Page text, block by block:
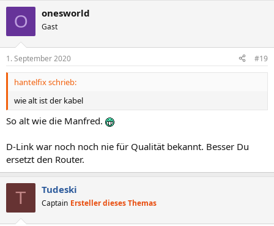
e
n
O onesworld
Gast
1. September 2020 #19
hantelfix schrieb:
wie alt ist der kabel
So alt wie die Manfred.
D-Link war noch noch nie für Qualität bekannt. Besser Du
ersetzt den Router.
T Tudeski
Captain Ersteller dieses Themas